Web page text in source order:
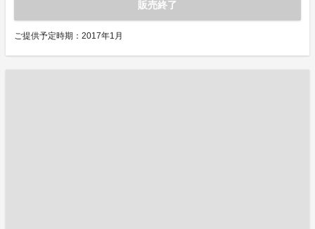
販売終了
ご提供予定時期：2017年1月